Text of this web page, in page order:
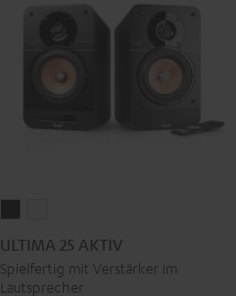
25
AKTIV
Night
25
AKTIV
Pure
ULTIMA 25 AKTIV
Spielfertig mit Verstärker im
Lautsprecher